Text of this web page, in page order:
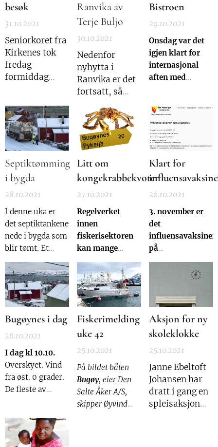
besøk
31.10.2021
Seniorkoret fra
Kirkenes tok
fredag
formiddag
Ranvika av
Terje Buljo
30.10.2021
Nedenfor
nyhytta i
Ranvika er det
fortsatt, så
rester av et
bygg som fra
tidenes morgen
og frem til
slutten av 70-
tallet var et
sauna som det
kalles blant
finner, og
kvener,
etterkommere
av finner, som
vi var.
Bistroen
29.10.2021
Onsdag var det
igjen klart for
internasjonal
aften med
på Bugøynes
Bistro.Det er
Bugøynes
Helselag som
står for dette
årlige
De tar utgiftene
med råvarer til
matrettene,
mens det er
bygdefolk som
tilbereder maten.
Og inntekten av
helselaget.
Septiktømming
i bygda
28.10.2021
I denne uka er
det septiktankene
nede i bygda som
blir tømt. Et
sikkert tegn på at
vinteren nærmer
seg. Selv om det
til kommende
uke lover
mildvær og den
første sneen etter
sansynnlighet
blir borte.
Litt om
kongekrabbekvoter
27.10.2021
Regelverket
innen
fiskerisektoren
kan mange
ganger være
vanskelig å
forstå. Noen
ganger blir den
enda
vanskeligere å
forstå når folk
regelverket skal
forklare reglene.
Klart for
influensavaksine
26.10.2021
3. november er
det
på
Samfunnshuset.
Bugøynes i dag
26.10.2021
I dag kl 10.10.
Overskyet. Vind
fra øst. 0 grader.
De fleste av
grunn av været,
og det er lovet
Fiskerimelding
uke 42
25.10.2021
På bildet båten
Bugøy, eier Den
Salte Åker A/S,
skipper Øyvind
Aksjon for ny
skoleklokke
25.10.2021
Janne Ebeltoft
Johansen har
dratt i gang en
spleisaksjon